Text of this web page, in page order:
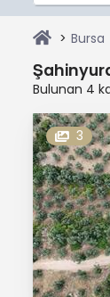
Bursa
Bulunan 4
3